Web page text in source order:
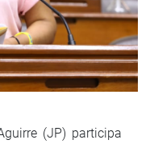
(JP) participa